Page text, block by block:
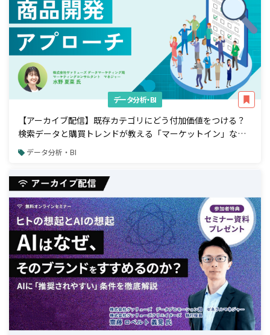
データ分析・BI
【アーカイブ配信】既存カテゴリにどう付加価値をつける？
検索データと購買トレンドが教える「マーケットイン」な商
品開発アプローチ
データ分析・BI